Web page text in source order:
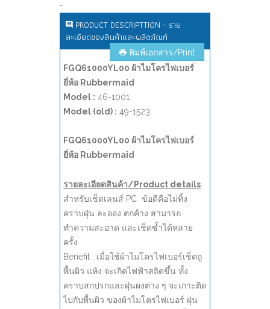
-
PRODUCT DESCRIPTTION - ราย
ละเอียดของสินค้าและผลิตภัณฑ์
พิมพ์เอกสาร/Print
FGQ61000YL00 ผ้าไมโครไฟเบอร์
ยี่ห้อ Rubbermaid
Model : 46-1001
Model (old) : 49-1523
FGQ61000YL00 ผ้าไมโครไฟเบอร์
ยี่ห้อ Rubbermaid
รายละเอียดสินค้า/Product details :
สำหรับเช็ดเลนส์ PC ข้อดีคือไม่ทิ้ง
คราบฝุ่น ละออง ตกค้าง สามารถ
ทำความสะอาด และเช็ดซ้ำได้หลาย
ครั้ง
Benefit : เมื่อใช้ผ้าไมโครไฟเบอร์เช็ดถู
พื้นผิว แห้ง จะเกิดไฟฟ้าสถิตขึ้น ทั้ง
คราบสกปรกและฝุ่นผงต่าง ๆ จะเกาะติด
ไปกับพื้นผิว ของผ้าไมโครไฟเบอร์ ฝุ่น